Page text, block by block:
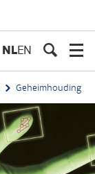
NLEN
Geheimhouding